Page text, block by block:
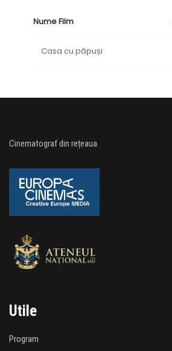
Nume Film
Casa cu păpuși
Cinematograf din rețeaua
Utile
Program